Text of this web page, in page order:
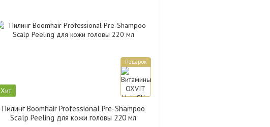
Подарок
Хит
Пилинг Boomhair Professional Pre-Shampoo
Scalp Peeling для кожи головы 220 мл